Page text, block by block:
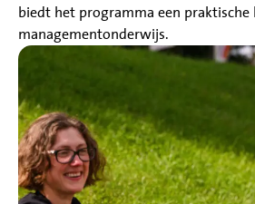
biedt het programma een praktische
managementonderwijs.